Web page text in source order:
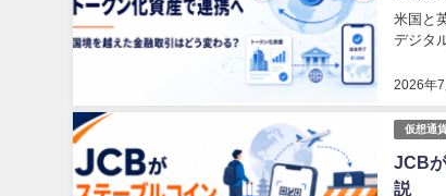
2026年7
米国と
デジタ
仮想通
JCB
説